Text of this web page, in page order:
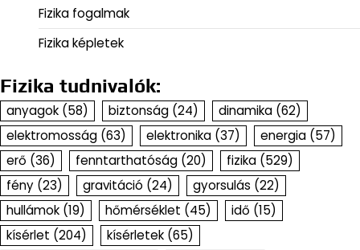
Fizika fogalmak
Fizika képletek
Fizika tudnivalók:
anyagok (58) biztonság (24) dinamika (62)
elektromosság (63) elektronika (37) energia (57)
erő (36) fenntarthatóság (20) fizika (529)
fény (23) gravitáció (24) gyorsulás (22)
hullámok (19) hőmérséklet (45) idő (15)
kísérlet (204) kísérletek (65)